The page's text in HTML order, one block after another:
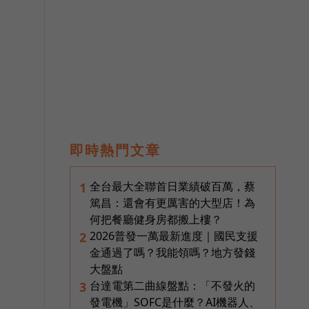
即時熱門文章
1 全台最大全聯首日業績破百萬，蔡
篤昌：還會有更厲害的大型店！為
何把餐廳健身房都搬上樓？
2 2026普發一萬最新進度｜國民支援
金通過了嗎？我能領嗎？地方發錢
大盤點
3 台達電第二曲線盤點：「不發火的
發電機」SOFC是什麼？AI機器人、